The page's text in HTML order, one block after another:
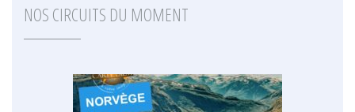
NOS CIRCUITS DU MOMENT